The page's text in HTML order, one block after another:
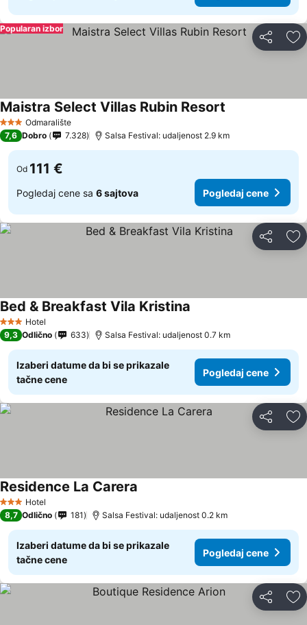
Deli
Popularan izbor
3 ZvezdiceOdmaralište
Maistra Select Villas Rubin Resort
7,6 Dobro 7.328 Salsa Festival: udaljenost 2.9 km
Od 111 €
Pogledaj cene sa 6 sajtova Pogledaj cene
Deli
3 Zvezdice
Hotel
Bed & Breakfast Vila Kristina
9,3 Odlično 633 Salsa Festival: udaljenost 0.7 km
Izaberi datume da bi se prikazale
tačne cene
Pogledaj cene
Deli
3 Zvezdice
Hotel
Residence La Carera
8,7 Odlično 181 Salsa Festival: udaljenost 0.2 km
Izaberi datume da bi se prikazale
tačne cene
Pogledaj cene
Deli